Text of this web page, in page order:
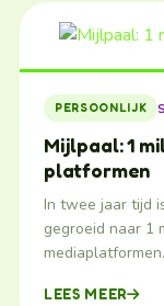
PERSOONLIJK
Mijlpaal: 1
platformen
In twee jaar tijd
gegroeid naar 1
mediaplatformen.
LEES MEER